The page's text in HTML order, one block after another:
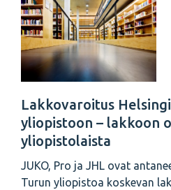
Lakkovaroitus
yliopistoon – lakkoon
yliopistolaista
JUKO, Pro ja JHL ovat
Turun yliopistoa koskevan